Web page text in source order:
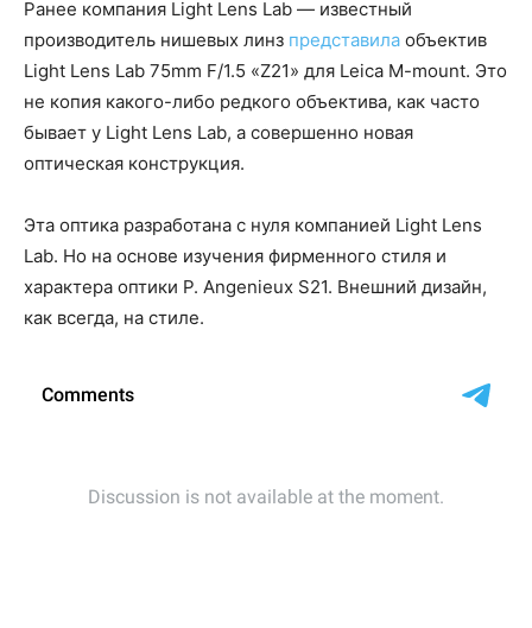
Ранее компания Light Lens Lab — известный
производитель нишевых линз представила объектив
Light Lens Lab 75mm F/1.5 «Z21» для Leica M-mount. Это
не копия какого-либо редкого объектива, как часто
бывает у Light Lens Lab, а совершенно новая
оптическая конструкция.
Эта оптика разработана с нуля компанией Light Lens
Lab. Но на основе изучения фирменного стиля и
характера оптики P. Angenieux S21. Внешний дизайн,
как всегда, на стиле.